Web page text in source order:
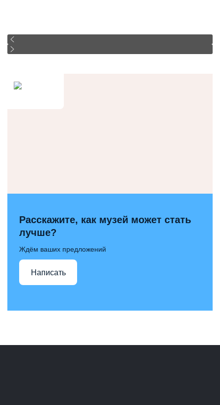
Расскажите, как музей может стать
лучше?
Ждём ваших предложений
Написать